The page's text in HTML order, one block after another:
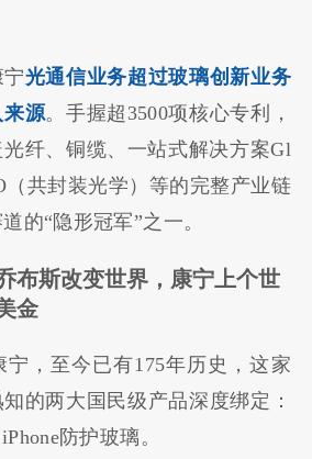
光通信业务超过玻璃创新业务
来源。手握超3500项核心专利，
纤、铜缆、一站式解决方案Gl
（共封装光学）等的完整产业链
的“隐形冠军”之一。
布斯改变世界，康宁上个世
金
宁，至今已有175年历史，这家
的两大国民级产品深度绑定：
防护玻璃。